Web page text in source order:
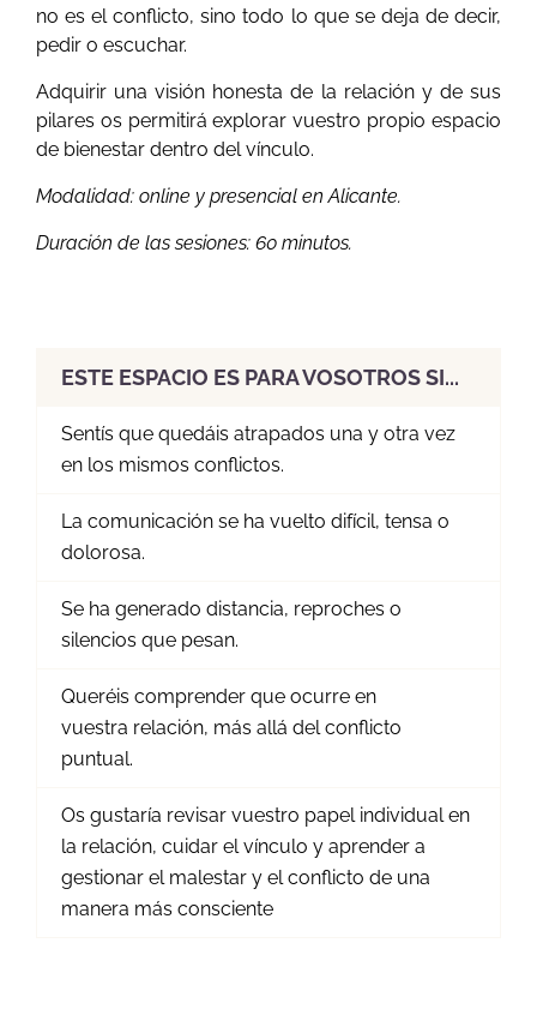
no es el conflicto, sino todo lo que se deja de decir,
pedir o escuchar.
Adquirir una visión honesta de la relación y de sus
pilares os permitirá explorar vuestro propio espacio
de bienestar dentro del vínculo.
Modalidad: online y presencial en Alicante.
Duración de las sesiones: 60 minutos.
ESTE ESPACIO ES PARA VOSOTROS SI...
Sentís que quedáis atrapados una y otra vez
en los mismos conflictos.
La comunicación se ha vuelto difícil, tensa o
dolorosa.
Se ha generado distancia, reproches o
silencios que pesan.
Queréis comprender que ocurre en
vuestra relación, más allá del conflicto
puntual.
Os gustaría revisar vuestro papel individual en
la relación, cuidar el vínculo y aprender a
gestionar el malestar y el conflicto de una
manera más consciente